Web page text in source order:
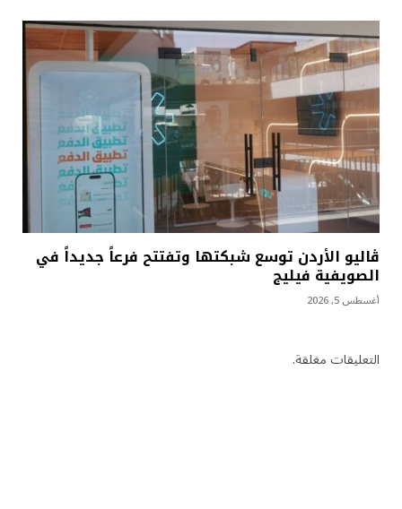
ڤاليو الأردن توسع شبكتها وتفتتح فرعاً جديداً في
الصويفية فيليج
أغسطس 5, 2026
التعليقات مغلقة.